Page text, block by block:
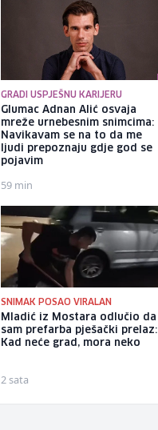
GRADI USPJEŠNU KARIJERU
Glumac Adnan Alić osvaja
mreže urnebesnim snimcima:
Navikavam se na to da me
ljudi prepoznaju gdje god se
pojavim
59 min
SNIMAK POSAO VIRALAN
Mladić iz Mostara odlučio da
sam prefarba pješački prelaz:
Kad neće grad, mora neko
2 sata